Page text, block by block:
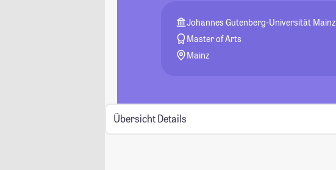
Johannes Gutenberg-Universität Mainz
Master of Arts
Mainz
Übersicht Details